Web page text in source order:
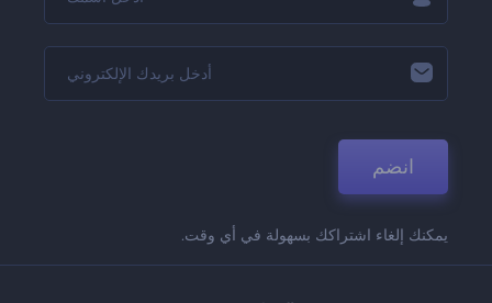
انضم
يمكنك إلغاء اشتراكك بسهولة في أي وقت.